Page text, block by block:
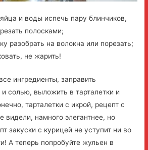
и воды испечь пару блинчиков,
полосками;
разобрать на волокна или порезать;
не жарить!
ингредиенты, заправить
солью, выложить в тарталетки и
тарталетки с икрой, рецепт с
видели, намного элегантнее, но
закуски с курицей не уступит ни во
А теперь попробуйте жульен в